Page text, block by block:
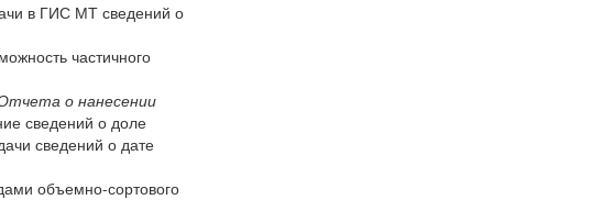
в ГИС МТ сведений о
частичного
о нанесении
сведений о доле
сведений о дате
объемно-сортового